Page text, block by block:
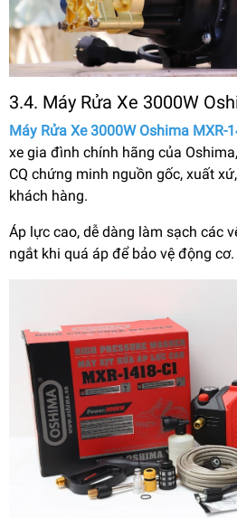
3.4. Máy Rửa Xe 3000W
Máy Rửa Xe 3000W Oshima MXR-
xe gia đình chính hãng của
CQ chứng minh nguồn gốc, xuất
khách hàng.
Áp lực cao, dễ dàng làm sạch các
ngắt khi quá áp để bảo vệ động cơ.